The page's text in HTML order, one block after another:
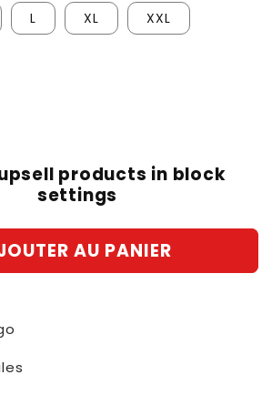
L XL XXL
products in block
settings
AU PANIER